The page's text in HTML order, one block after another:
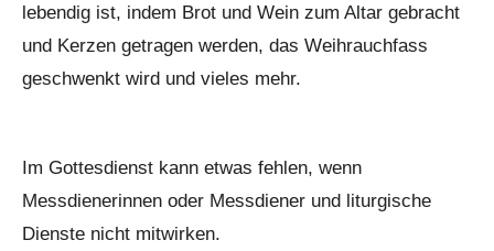
lebendig ist, indem Brot und Wein zum Altar gebracht
und Kerzen getragen werden, das Weihrauchfass
geschwenkt wird und vieles mehr.
Im Gottesdienst kann etwas fehlen, wenn
Messdienerinnen oder Messdiener und liturgische
Dienste nicht mitwirken.